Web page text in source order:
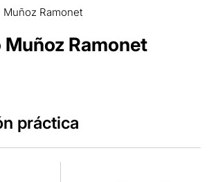
Muñoz Ramonet
Muñoz Ramonet
práctica